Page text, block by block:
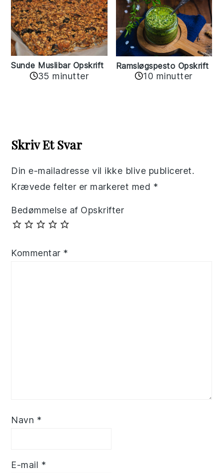
Sunde Muslibar Opskrift
35 minutter
Ramsløgspesto Opskrift
10 minutter
Interactions
Skriv Et Svar
Din e-mailadresse vil ikke blive publiceret.
Krævede felter er markeret med *
Bedømmelse af Opskrifter
Kommentar *
Navn *
E-mail *